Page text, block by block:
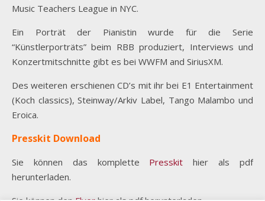
Music Teachers League in NYC.
Ein Porträt der Pianistin wurde für die Serie
“Künstlerporträts” beim RBB produziert, Interviews und
Konzertmitschnitte gibt es bei WWFM and SiriusXM.
Des weiteren erschienen CD’s mit ihr bei E1 Entertainment
(Koch classics), Steinway/Arkiv Label, Tango Malambo und
Eroica.
Presskit Download
Sie können das komplette Presskit hier als pdf
herunterladen.